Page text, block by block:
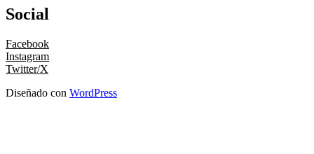
Social
Facebook
Instagram
Twitter/X
Diseñado con WordPress